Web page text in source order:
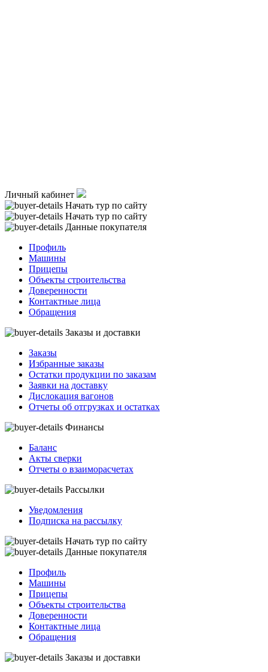
Личный кабинет
Начать тур по сайту
Начать тур по сайту
Данные покупателя
Профиль
Машины
Прицепы
Объекты строительства
Доверенности
Контактные лица
Обращения
Заказы и доставки
Заказы
Избранные заказы
Остатки продукции по заказам
Заявки на доставку
Дислокация вагонов
Отчеты об отгрузках и остатках
Финансы
Баланс
Акты сверки
Отчеты о взаиморасчетах
Рассылки
Уведомления
Подписка на рассылку
Начать тур по сайту
Данные покупателя
Профиль
Машины
Прицепы
Объекты строительства
Доверенности
Контактные лица
Обращения
Заказы и доставки